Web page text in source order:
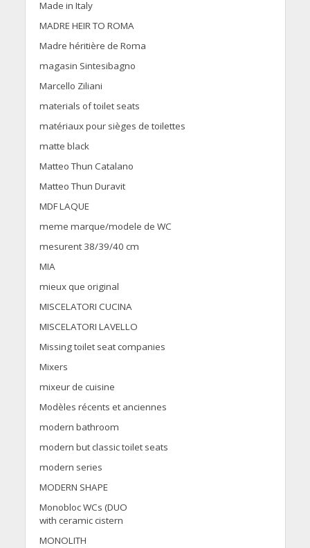
Made in Italy
MADRE HEIR TO ROMA
Madre héritière de Roma
magasin Sintesibagno
Marcello Ziliani
materials of toilet seats
matériaux pour sièges de toilettes
matte black
Matteo Thun Catalano
Matteo Thun Duravit
MDF LAQUE
meme marque/modele de WC
mesurent 38/39/40 cm
MIA
mieux que original
MISCELATORI CUCINA
MISCELATORI LAVELLO
Missing toilet seat companies
Mixers
mixeur de cuisine
Modèles récents et anciennes
modern bathroom
modern but classic toilet seats
modern series
MODERN SHAPE
Monobloc WCs (DUO
with ceramic cistern
MONOLITH